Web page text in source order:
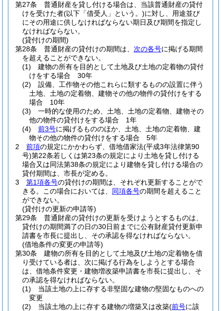
第27条
普通財産を貸し付ける場合は、当該普通財産の貸付
けを受けた者(以下「借受人」という。)に対し、用途並び
にその用途に供しなければならない期日及び期間を指定し
なければならない。
(貸付けの期間)
第28条
普通財産の貸付けの期間は、 次の各号に掲げる期間
を超えることができない。
(1)
建物の所有を目的として土地及び土地の定着物の貸付
けをする場合 30年
(2)
設備、工作物その他これらに類するものの設置に伴う
土地、土地の定着物、建物その他の物件の貸付けをする
場合 10年
(3)
一時的な使用のため、土地、土地の定着物、建物その
他の物件の貸付けをする場合 1年
(4)
前3号に掲げるもののほか、土地、土地の定着物、建
物その他の物件の貸付けをする場合 5年
2
前項の規定にかかわらず、借地借家法(平成3年法律第90
号)第22条若しくは第23条の規定により土地を貸し付ける
場合又は同法第38条の規定により建物を貸し付ける場合の
貸付期間は、市長が定める。
3
第1項各号の貸付けの期間は、それぞれ更新することがで
きる。
この場合においては、 同項各号の期間を超えること
ができない。
(貸付けの更新の申請等)
第29条
普通財産の貸付けの更新を受けようとするものは、
貸付けの期間満了の日の30日前までに公有財産貸付更新申
請書を市長に提出し、その承認を得なければならない。
(借地条件の変更の申請等)
第30条
建物の所有を目的として土地及び土地の定着物を借
り受けている者は、次に掲げる行為をしようとする場合
は、借地条件変更・建物増改築申請書を市長に提出し、そ
の承認を得なければならない。
(1)
当該土地の上に存する非堅固な建物の堅固なものへの
変更
(2)
当該土地の上に存する建物の増築又は改築(前号に該